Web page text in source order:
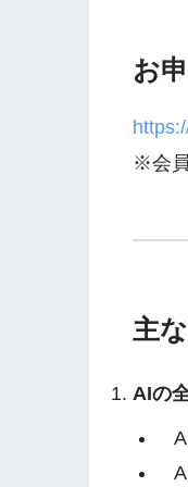
お
※会
主
AIの